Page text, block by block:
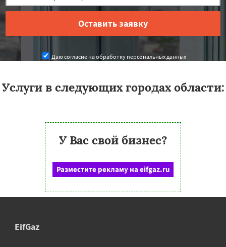
Даю согласие на обработку персональных данных
Услуги в следующих городах области:
У Вас свой бизнес?
Разместите рекламу на eifgaz.ru
EifGaz